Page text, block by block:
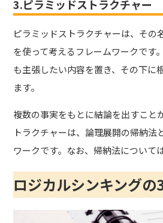
3.ピラミッドストラクチャー
ピラミッドストラクチャーは、その
を使って考えるフレームワークです
も主張したい内容を置き、その下に
ます。
複数の事実をもとに結論を出すこと
トラクチャーは、論理展開の帰納法
ワークです。なお、帰納法について
ロジカルシンキングの